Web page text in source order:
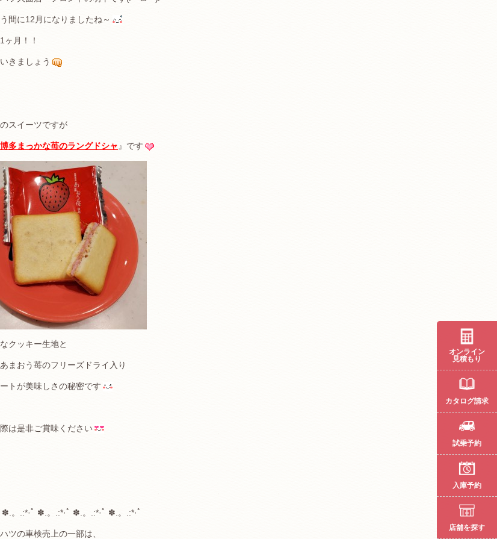
間に12月になりましたね～
ヶ月！！
きましょう
スイーツですが
博多まっかな苺のラングドシャ 』です
クッキー生地と
まおう苺のフリーズドライ入り
トが美味しさの秘密です
は是非ご賞味ください
。.:*·ﾟ ✽.。.:*·ﾟ ✽.。.:*·ﾟ ✽.。.:*·ﾟ
ツの車検売上の一部は、
オンライン
見積もり
カタログ請求
試乗予約
入庫予約
店舗を探す